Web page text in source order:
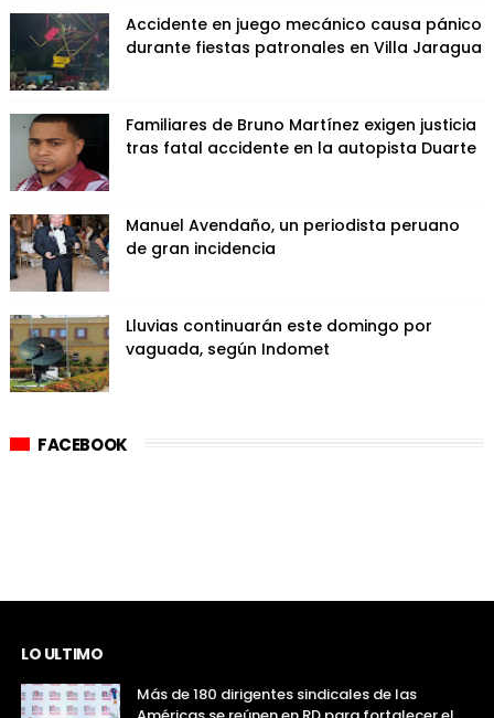
Accidente en juego mecánico causa pánico
durante fiestas patronales en Villa Jaragua
Familiares de Bruno Martínez exigen justicia
tras fatal accidente en la autopista Duarte
Manuel Avendaño, un periodista peruano
de gran incidencia
Lluvias continuarán este domingo por
vaguada, según Indomet
FACEBOOK
LO ULTIMO
Más de 180 dirigentes sindicales de las